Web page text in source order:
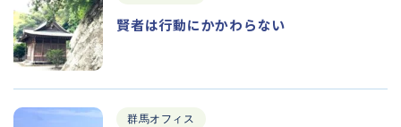
賢者は行動にかかわらない
群馬オフィス